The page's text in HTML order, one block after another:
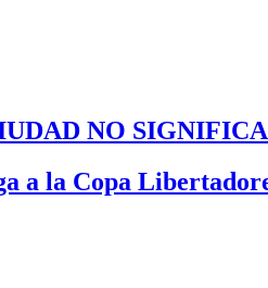
NO
a la Copa